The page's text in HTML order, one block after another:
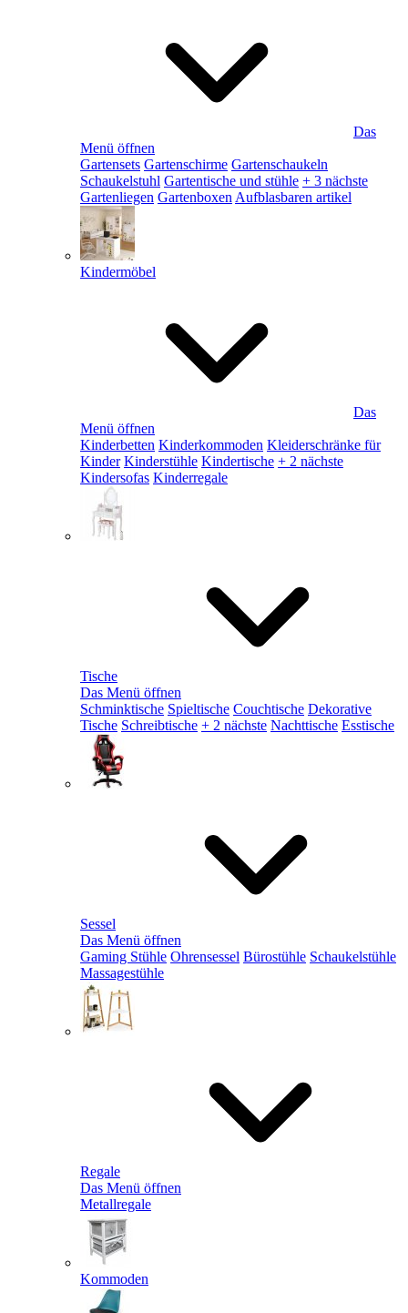
Das
Menü öffnen
Gartensets Gartenschirme Gartenschaukeln
Schaukelstuhl Gartentische und stühle + 3 nächste
Gartenliegen Gartenboxen Aufblasbaren artikel
Kindermöbel
Das
Menü öffnen
Kinderbetten Kinderkommoden Kleiderschränke für
Kinder Kinderstühle Kindertische + 2 nächste
Kindersofas Kinderregale
Tische
Das Menü öffnen
Schminktische Spieltische Couchtische Dekorative
Tische Schreibtische + 2 nächste Nachttische Esstische
Sessel
Das Menü öffnen
Gaming Stühle Ohrensessel Bürostühle Schaukelstühle
Massagestühle
Regale
Das Menü öffnen
Metallregale
Kommoden